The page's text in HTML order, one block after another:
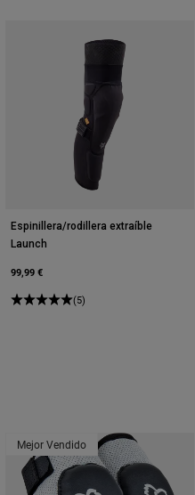
Espinillera/rodillera extraíble
Launch
99,99 €
(5)
Mejor Vendido